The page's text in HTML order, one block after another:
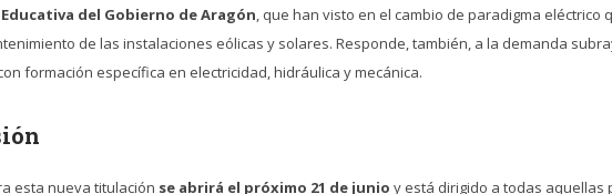
del Gobierno de Aragón, que han visto en el cambio de paradigma
de las instalaciones eólicas y solares. Responde, también, a la demanda
formación específica en electricidad, hidráulica y mecánica.
esta nueva titulación se abrirá el próximo 21 de junio y está dirigido a todas aquellas